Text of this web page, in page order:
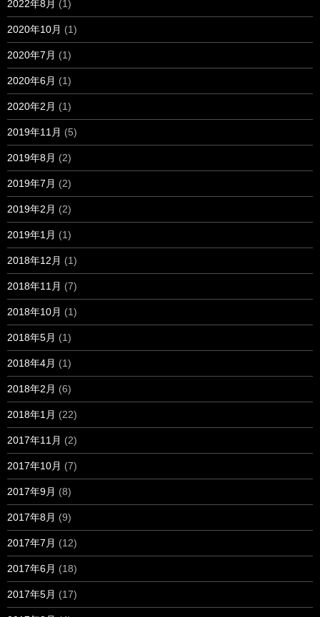
2022年8月 (1)
2020年10月 (1)
2020年7月 (1)
2020年6月 (1)
2020年2月 (1)
2019年11月 (5)
2019年8月 (2)
2019年7月 (2)
2019年2月 (2)
2019年1月 (1)
2018年12月 (1)
2018年11月 (7)
2018年10月 (1)
2018年5月 (1)
2018年4月 (1)
2018年2月 (6)
2018年1月 (22)
2017年11月 (2)
2017年10月 (7)
2017年9月 (8)
2017年8月 (9)
2017年7月 (12)
2017年6月 (18)
2017年5月 (17)